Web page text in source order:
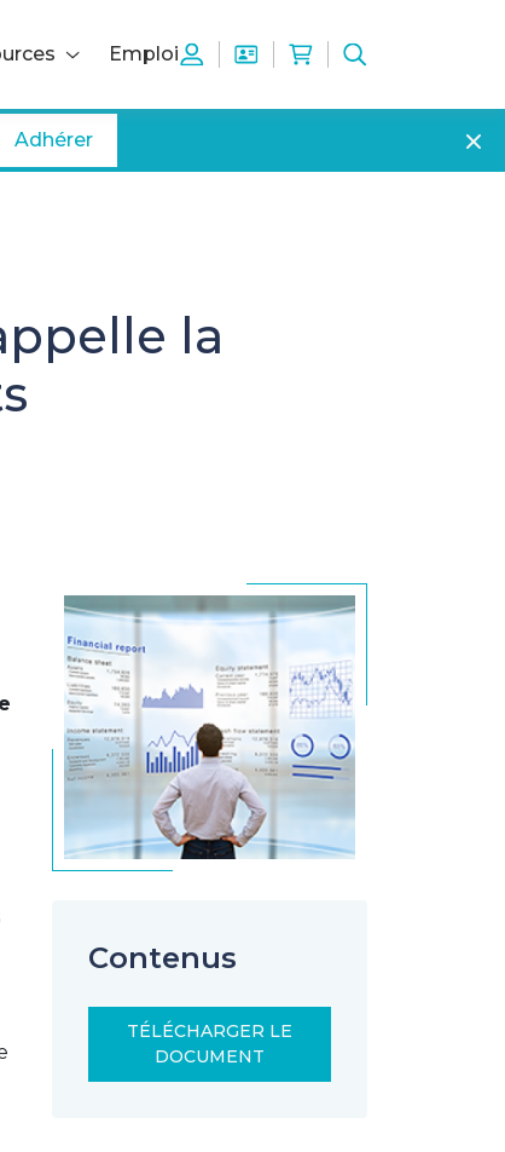
Emploi
Adhérer
la
Contenus
TÉLÉCHARGER LE
DOCUMENT